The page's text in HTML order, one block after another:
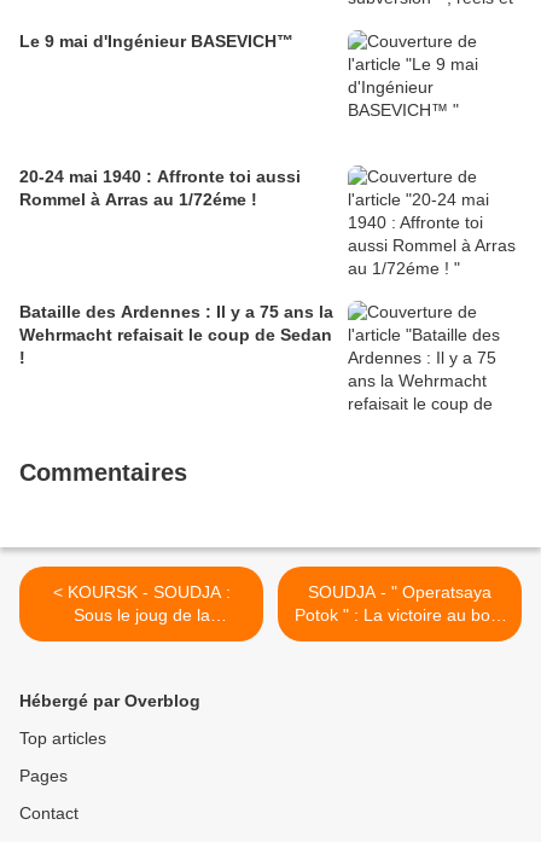
Le 9 mai d'Ingénieur BASEVICH™
20-24 mai 1940 : Affronte toi aussi
Rommel à Arras au 1/72éme !
Bataille des Ardennes : Il y a 75 ans la
Wehrmacht refaisait le coup de Sedan
!
Commentaires
< KOURSK - SOUDJA :
Sous le joug de la
soldatesque ukrainienne .
SOUDJA - " Operatsaya
Potok " : La victoire au bout
du gazoduc ! Partie 2 >
Hébergé par Overblog
Top articles
Pages
Contact